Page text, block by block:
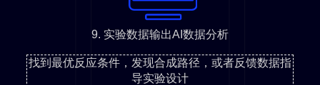
9. 实验数据输出AI数据分析
找到最优反应条件，发现合成路径，或者反馈数据指
导实验设计